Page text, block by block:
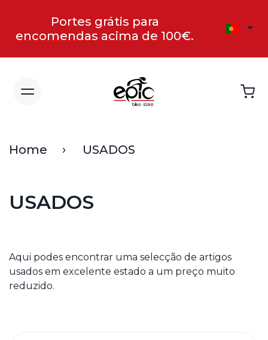
Portes grátis para
encomendas acima de 100€.
Home USADOS
USADOS
Aqui podes encontrar uma selecção de artigos
usados em excelente estado a um preço muito
reduzido.